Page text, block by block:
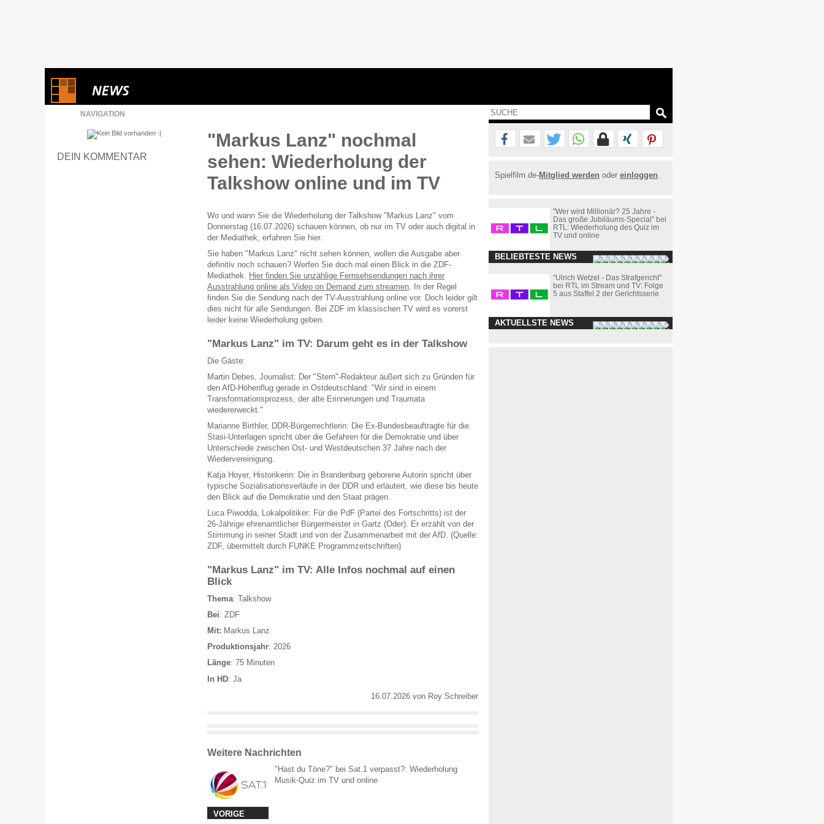
NAVIGATION
DEIN KOMMENTAR
"Markus Lanz" nochmal
sehen: Wiederholung der
Talkshow online und im TV
Wo und wann Sie die Wiederholung der Talkshow "Markus Lanz" vom
Donnerstag (16.07.2026) schauen können, ob nur im TV oder auch digital in
der Mediathek, erfahren Sie hier.
Sie haben "Markus Lanz" nicht sehen können, wollen die Ausgabe aber
definitiv noch schauen? Werfen Sie doch mal einen Blick in die ZDF-
Mediathek.
Hier finden Sie unzählige Fernsehsendungen nach ihrer
Ausstrahlung online als Video on Demand zum streamen . In der Regel
finden Sie die Sendung nach der TV-Ausstrahlung online vor. Doch leider gilt
dies nicht für alle Sendungen. Bei ZDF im klassischen TV wird es vorerst
leider keine Wiederholung geben.
"Markus Lanz" im TV: Darum geht es in der Talkshow
Die Gäste:
Martin Debes, Journalist: Der "Stern"-Redakteur äußert sich zu Gründen für
den AfD-Höhenflug gerade in Ostdeutschland: "Wir sind in einem
Transformationsprozess, der alte Erinnerungen und Traumata
wiedererweckt."
Marianne Birthler, DDR-Bürgerrechtlerin: Die Ex-Bundesbeauftragte für die
Stasi-Unterlagen spricht über die Gefahren für die Demokratie und über
Unterschiede zwischen Ost- und Westdeutschen 37 Jahre nach der
Wiedervereinigung.
Katja Hoyer, Historikerin: Die in Brandenburg geborene Autorin spricht über
typische Sozialisationsverläufe in der DDR und erläutert, wie diese bis heute
den Blick auf die Demokratie und den Staat prägen.
Luca Piwodda, Lokalpolitiker: Für die PdF (Partei des Fortschritts) ist der
26-Jährige ehrenamtlicher Bürgermeister in Gartz (Oder). Er erzählt von der
Stimmung in seiner Stadt und von der Zusammenarbeit mit der AfD. (Quelle:
ZDF, übermittelt durch FUNKE Programmzeitschriften)
"Markus Lanz" im TV: Alle Infos nochmal auf einen
Blick
Thema: Talkshow
Bei: ZDF
Mit: Markus Lanz
Produktionsjahr: 2026
Länge: 75 Minuten
In HD: Ja
16.07.2026 von Roy Schreiber
Weitere Nachrichten
VORIGE
"Hast du Töne?" bei Sat.1 verpasst?: Wiederholung
Musik-Quiz im TV und online
Spielfilm.de-Mitglied werden oder einloggen.
"Wer wird Millionär? 25 Jahre -
Das große Jubiläums-Special" bei
RTL: Wiederholung des Quiz im
TV und online
BELIEBTESTE NEWS
"Ulrich Wetzel - Das Strafgericht"
bei RTL im Stream und TV: Folge
5 aus Staffel 2 der Gerichtsserie
AKTUELLSTE NEWS